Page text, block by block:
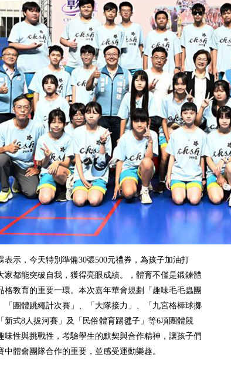
表示，今天特別準備30張500元禮券，為孩子加油打
家都能突破自我，獲得亮眼成績。，體育不僅是鍛鍊體
格教育的重要一環。本次嘉年華會規劃「趣味毛毛蟲團
「團體跳繩計次賽」、「大隊接力」、「九宮格棒球擲
新式8人拔河賽」及「民俗體育踢毽子」等6項團體競
味性與挑戰性，考驗學生的默契與合作精神，讓孩子們
中體會團隊合作的重要，並感受運動樂趣。